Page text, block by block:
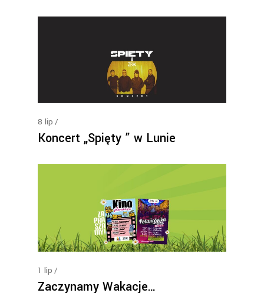
8 lip
Koncert „Spięty ” w Lunie
1 lip
Zaczynamy Wakacje…